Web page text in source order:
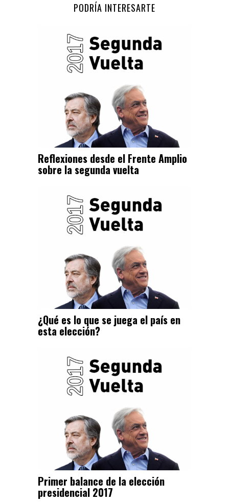
PODRÍA INTERESARTE
Reflexiones desde el Frente Amplio
sobre la segunda vuelta
¿Qué es lo que se juega el país en
esta elección?
Primer balance de la elección
presidencial 2017